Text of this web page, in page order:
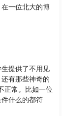
一位北大的博
提供了不用见
有那些神奇的
正常。比如一位
什么的都符